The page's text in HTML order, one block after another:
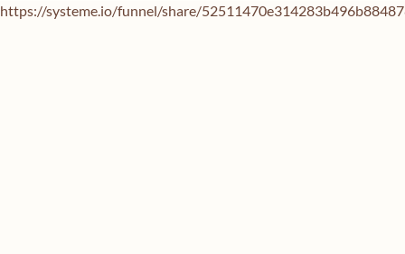
https://systeme.io/funnel/share/